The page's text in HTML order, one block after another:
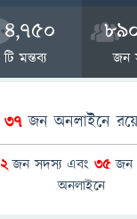
4,750
টি মন্তব্য জন
37জন অনলাইনে
2জন সদস্য এবং 35জন
অনলাইনে